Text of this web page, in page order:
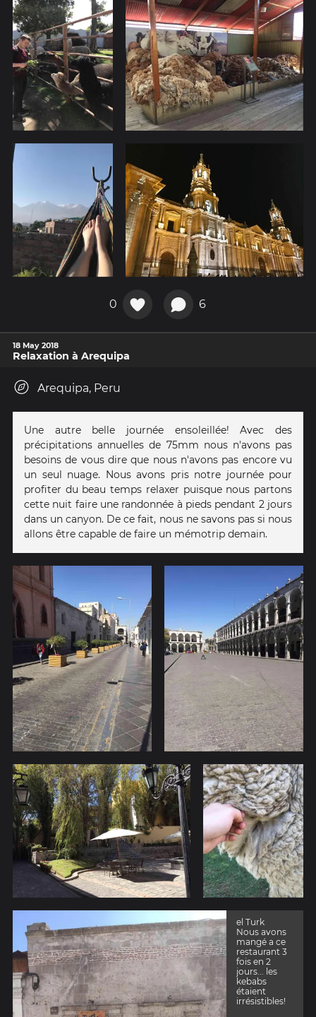
0 6
18 May 2018
Relaxation à Arequipa
Arequipa, Peru
Une autre belle journée ensoleillée! Avec des
précipitations annuelles de 75mm nous n'avons pas
besoins de vous dire que nous n'avons pas encore vu
un seul nuage. Nous avons pris notre journée pour
profiter du beau temps relaxer puisque nous partons
cette nuit faire une randonnée à pieds pendant 2 jours
dans un canyon. De ce fait, nous ne savons pas si nous
allons être capable de faire un mémotrip demain.
el Turk
Nous avons
mangé a ce
restaurant 3
fois en 2
jours... les
kebabs
étaient
irrésistibles!